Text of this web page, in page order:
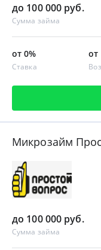
до 100 000 руб.
Сумма займа
от 0%
Ставка
от
Микрозайм
до 100 000 руб.
Сумма займа